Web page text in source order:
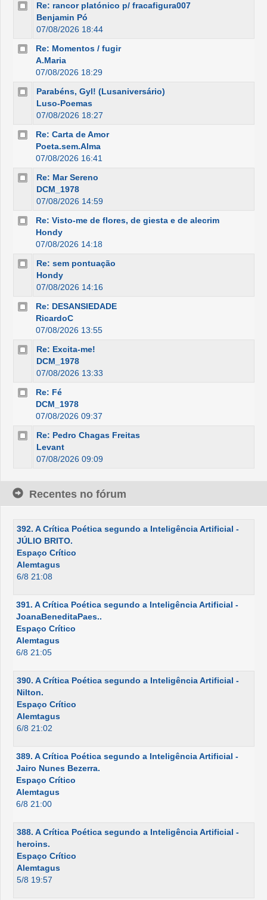
Re: rancor platónico p/ fracafigura007
Benjamin Pó
07/08/2026 18:44
Re: Momentos / fugir
A.Maria
07/08/2026 18:29
Parabéns, Gyl! (Lusaniversário)
Luso-Poemas
07/08/2026 18:27
Re: Carta de Amor
Poeta.sem.Alma
07/08/2026 16:41
Re: Mar Sereno
DCM_1978
07/08/2026 14:59
Re: Visto-me de flores, de giesta e de alecrim
Hondy
07/08/2026 14:18
Re: sem pontuação
Hondy
07/08/2026 14:16
Re: DESANSIEDADE
RicardoC
07/08/2026 13:55
Re: Excita-me!
DCM_1978
07/08/2026 13:33
Re: Fé
DCM_1978
07/08/2026 09:37
Re: Pedro Chagas Freitas
Levant
07/08/2026 09:09
Recentes no fórum
392. A Crítica Poética segundo a Inteligência Artificial -
JÚLIO BRITO.
Espaço Crítico
Alemtagus
6/8 21:08
391. A Crítica Poética segundo a Inteligência Artificial -
JoanaBeneditaPaes..
Espaço Crítico
Alemtagus
6/8 21:05
390. A Crítica Poética segundo a Inteligência Artificial -
Nilton.
Espaço Crítico
Alemtagus
6/8 21:02
389. A Crítica Poética segundo a Inteligência Artificial -
Jairo Nunes Bezerra.
Espaço Crítico
Alemtagus
6/8 21:00
388. A Crítica Poética segundo a Inteligência Artificial -
heroins.
Espaço Crítico
Alemtagus
5/8 19:57